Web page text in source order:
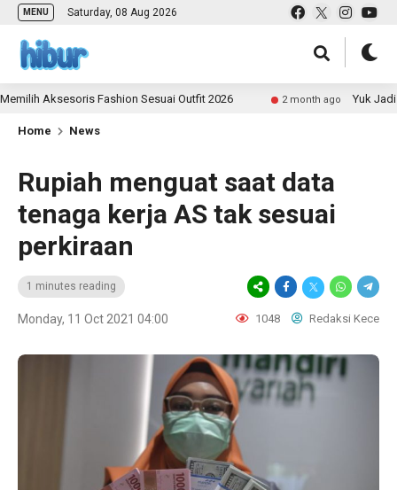
MENU Saturday, 08 Aug 2026
Aksesoris Fashion Sesuai Outfit 2026 2 month ago Yuk Jadi
Home News
Rupiah menguat saat data
tenaga kerja AS tak sesuai
perkiraan
1 minutes reading
Monday, 11 Oct 2021 04:00 1048 Redaksi Kece